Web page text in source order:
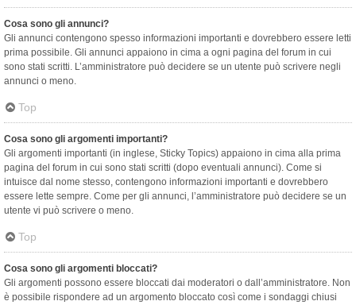
Cosa sono gli annunci?
Gli annunci contengono spesso informazioni importanti e dovrebbero essere letti
prima possibile. Gli annunci appaiono in cima a ogni pagina del forum in cui
sono stati scritti. L’amministratore può decidere se un utente può scrivere negli
annunci o meno.
Top
Cosa sono gli argomenti importanti?
Gli argomenti importanti (in inglese, Sticky Topics) appaiono in cima alla prima
pagina del forum in cui sono stati scritti (dopo eventuali annunci). Come si
intuisce dal nome stesso, contengono informazioni importanti e dovrebbero
essere lette sempre. Come per gli annunci, l’amministratore può decidere se un
utente vi può scrivere o meno.
Top
Cosa sono gli argomenti bloccati?
Gli argomenti possono essere bloccati dai moderatori o dall’amministratore. Non
è possibile rispondere ad un argomento bloccato così come i sondaggi chiusi